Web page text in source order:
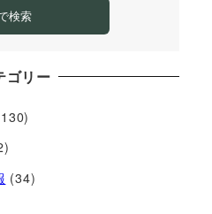
検索
ゴリー
(34)